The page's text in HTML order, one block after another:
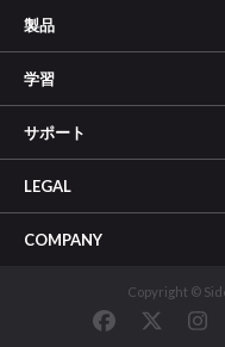
製品
学習
サポート
LEGAL
COMPANY
Copyright ©